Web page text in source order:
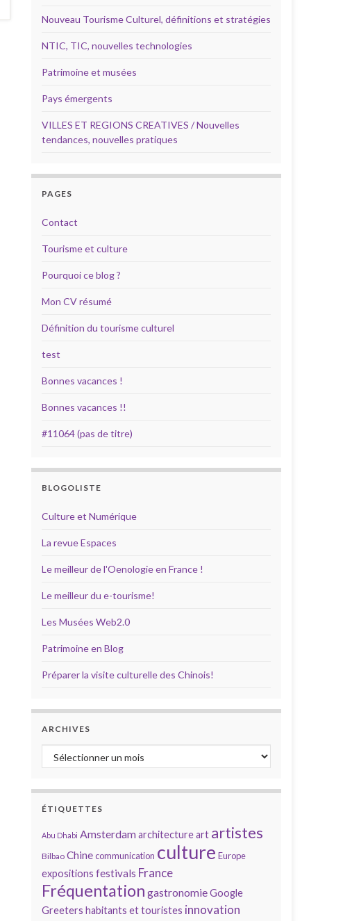
Nouveau Tourisme Culturel, définitions et stratégies
NTIC, TIC, nouvelles technologies
Patrimoine et musées
Pays émergents
VILLES ET REGIONS CREATIVES / Nouvelles
tendances, nouvelles pratiques
PAGES
Contact
Tourisme et culture
Pourquoi ce blog ?
Mon CV résumé
Définition du tourisme culturel
test
Bonnes vacances !
Bonnes vacances !!
#11064 (pas de titre)
BLOGOLISTE
Culture et Numérique
La revue Espaces
Le meilleur de l'Oenologie en France !
Le meilleur du e-tourisme!
Les Musées Web2.0
Patrimoine en Blog
Préparer la visite culturelle des Chinois!
ARCHIVES
Archives
ÉTIQUETTES
Abu Dhabi Amsterdamarchitectureart artistes
Bilbao Chinecommunication culture Europe
expositions festivals France
Fréquentation gastronomieGoogle
Greeters habitants et touristes innovation